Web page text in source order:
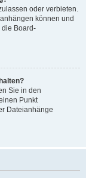
oder verbieten.
können und
die Board-
Sie in den
Punkt
Dateianhänge